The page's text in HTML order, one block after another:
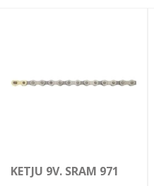
KETJU 9V. SRAM 971